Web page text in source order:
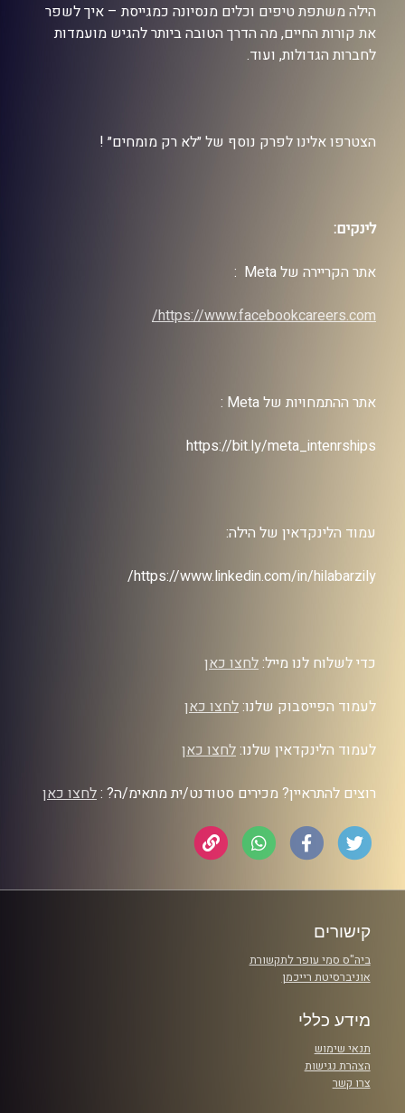
הילה משתפת טיפים וכלים מנסיונה כמגייסת – איך לשפר
את קורות החיים, מה הדרך הטובה ביותר להגיש מועמדות
לחברות הגדולות, ועוד.
הצטרפו אלינו לפרק נוסף של ״לא רק מומחים״ !
לינקים:
אתר הקריירה של Meta :
https://www.facebookcareers.com/
אתר ההתמחויות של Meta :
https://bit.ly/meta_intenrships
עמוד הלינקדאין של הילה:
https://www.linkedin.com/in/hilabarzily/
כדי לשלוח לנו מייל:לחצו כאן
לעמוד הפייסבוק שלנו:לחצו כאן
לעמוד הלינקדאין שלנו:לחצו כאן
רוצים להתראיין? מכירים סטודנט/ית מתאימ/ה? :לחצו כאן
קישורים
ביה"ס סמי עופר לתקשורת
אוניברסיטת רייכמן
מידע כללי
תנאי שימוש
הצהרת נגישות
צרו קשר